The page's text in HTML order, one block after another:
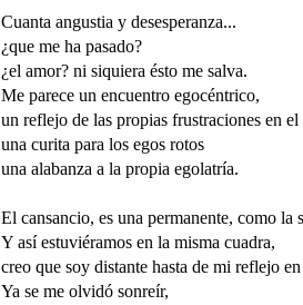
Cuanta angustia y desesperanza...
¿que me ha pasado?
¿el amor? ni siquiera ésto me salva.
Me parece un encuentro egocéntrico,
un reflejo de las propias frustraciones en el
una curita para los egos rotos
una alabanza a la propia egolatría.
El cansancio, es una permanente, como la
Y así estuviéramos en la misma cuadra,
creo que soy distante hasta de mi reflejo
Ya se me olvidó sonreír,